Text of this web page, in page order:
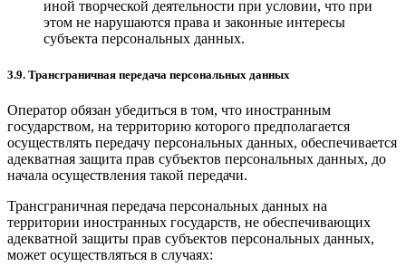
иной творческой деятельности при условии, что при
этом не нарушаются права и законные интересы
субъекта персональных данных.
3.9. Трансграничная передача персональных данных
Оператор обязан убедиться в том, что иностранным
государством, на территорию которого предполагается
осуществлять передачу персональных данных, обеспечивается
адекватная защита прав субъектов персональных данных, до
начала осуществления такой передачи.
Трансграничная передача персональных данных на
территории иностранных государств, не обеспечивающих
адекватной защиты прав субъектов персональных данных,
может осуществляться в случаях: